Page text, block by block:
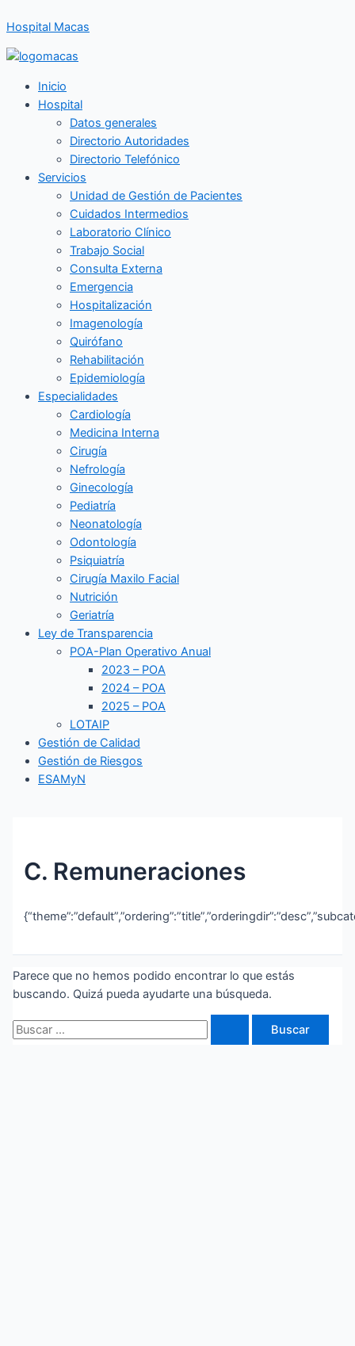
al
contenido
Hospital Macas
Inicio
Hospital
Datos generales
Directorio Autoridades
Directorio Telefónico
Servicios
Unidad de Gestión de Pacientes
Cuidados Intermedios
Laboratorio Clínico
Trabajo Social
Consulta Externa
Emergencia
Hospitalización
Imagenología
Quirófano
Rehabilitación
Epidemiología
Especialidades
Cardiología
Medicina Interna
Cirugía
Nefrología
Ginecología
Pediatría
Neonatología
Odontología
Psiquiatría
Cirugía Maxilo Facial
Nutrición
Geriatría
Ley de Transparencia
POA-Plan Operativo Anual
2023 – POA
2024 – POA
2025 – POA
LOTAIP
Gestión de Calidad
Gestión de Riesgos
ESAMyN
C. Remuneraciones
Parece que no hemos podido encontrar lo que estás
buscando. Quizá pueda ayudarte una búsqueda.
Buscar
por: